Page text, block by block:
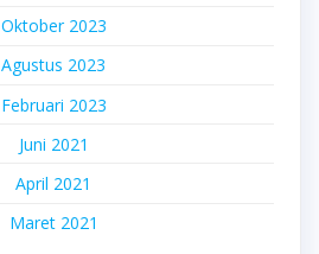
Oktober 2023
Agustus 2023
Februari 2023
Juni 2021
April 2021
Maret 2021